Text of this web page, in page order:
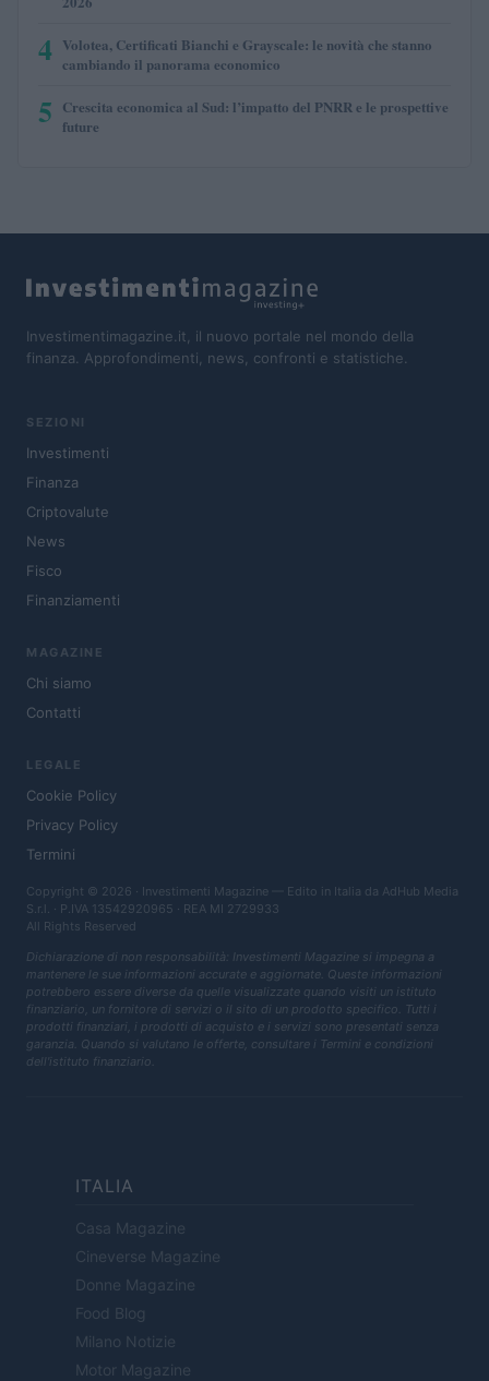
4 Volotea, Certificati Bianchi e Grayscale: le novità che stanno
cambiando il panorama economico
5 Crescita economica al Sud: l’impatto del PNRR e le prospettive
future
Investimentimagazine.it, il nuovo portale nel mondo della
finanza. Approfondimenti, news, confronti e statistiche.
SEZIONI
Investimenti
Finanza
Criptovalute
News
Fisco
Finanziamenti
MAGAZINE
Chi siamo
Contatti
LEGALE
Cookie Policy
Privacy Policy
Termini
Copyright © 2026 · Investimenti Magazine — Edito in Italia da AdHub Media
S.r.l. · P.IVA 13542920965 · REA MI 2729933
All Rights Reserved
Dichiarazione di non responsabilità: Investimenti Magazine si impegna a
mantenere le sue informazioni accurate e aggiornate. Queste informazioni
potrebbero essere diverse da quelle visualizzate quando visiti un istituto
finanziario, un fornitore di servizi o il sito di un prodotto specifico. Tutti i
prodotti finanziari, i prodotti di acquisto e i servizi sono presentati senza
garanzia. Quando si valutano le offerte, consultare i Termini e condizioni
dell'istituto finanziario.
ITALIA
Casa Magazine
Cineverse Magazine
Donne Magazine
Food Blog
Milano Notizie
Motor Magazine